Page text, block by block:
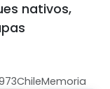
nativos,